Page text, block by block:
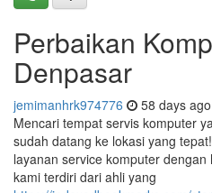
Perbaikan
Denpasar
jemimanhrk974776 58 days ago
Mencari tempat servis komputer
sudah datang ke lokasi yang
layanan service komputer
kami terdiri dari ahli yang